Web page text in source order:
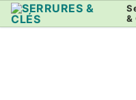
Aller
au
&